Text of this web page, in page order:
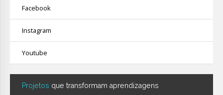
Facebook
Instagram
Youtube
Projetos que transformam aprendizagens